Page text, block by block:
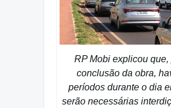
RP Mobi explicou que,
conclusão da obra,
períodos durante o dia
serão necessárias